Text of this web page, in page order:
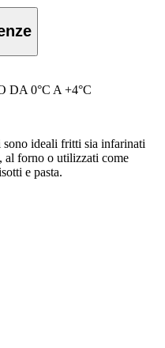
DA 0°C A +4°C
sono ideali fritti sia infarinati
al forno o utilizzati come
e pasta.